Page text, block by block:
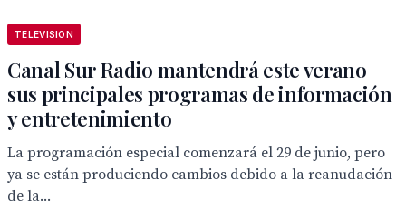
TELEVISION
Canal Sur Radio mantendrá este verano
sus principales programas de información
y entretenimiento
La programación especial comenzará el 29 de junio, pero
ya se están produciendo cambios debido a la reanudación
de la...